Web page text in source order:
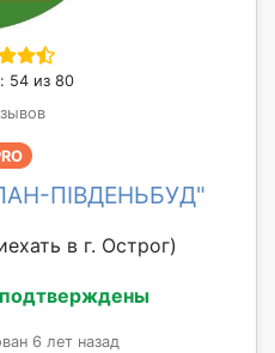
54 из 80
ПІВДЕНЬБУД"
в г. Острог)
6 лет назад